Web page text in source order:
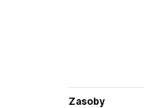
Zasoby